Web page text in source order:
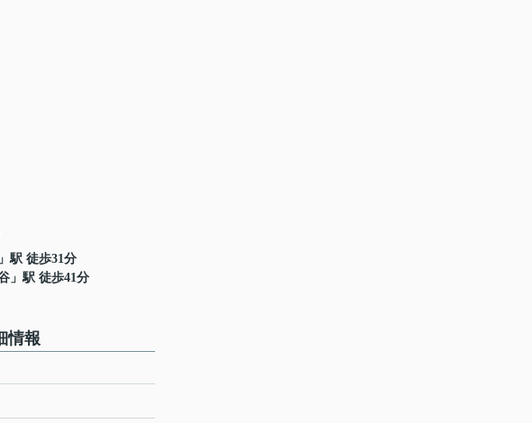
」駅 徒歩31分
」駅 徒歩41分
情報